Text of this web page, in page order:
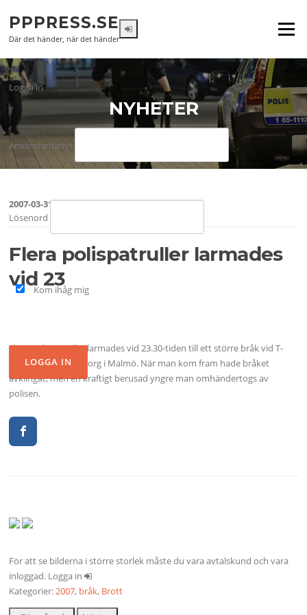
innehåll
PPPRESS.SE
Där det händer, när det händer
Meny
Logga in
Användarnamn
Lösenord
Kom ihåg mig
NYHETER
2007-03-31
Flera polispatruller larmades
vid 23
Flera polispatruller larmades vid 23.30-tiden till ett större bråk vid T-
bryggan på Ribersborg i Malmö. När man kom fram hade bråket
avklingat, men en kraftigt berusad yngre man omhändertogs av
polisen.
För att se bilderna i större storlek måste du vara avtalskund och vara
inloggad. Logga in
Kategorier:2007, bråk, Brott